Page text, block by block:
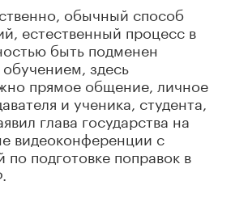
обычный способ
естественный процесс в
быть подменен
здесь
прямое общение, личное
и ученика, студента,
глава государства на
видеоконференции с
по подготовке поправок в